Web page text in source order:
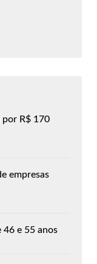
por R$ 170
empresas
46 e 55 anos